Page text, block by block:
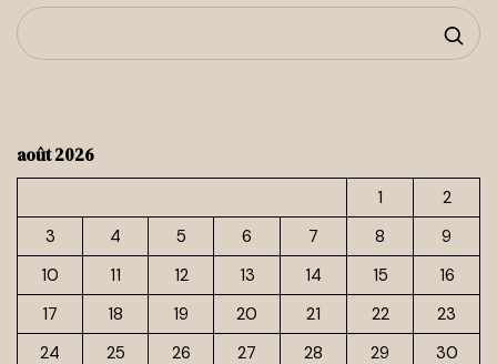
août 2026
1
2
3
4 5 6 7 8
9
10
11 12 13 14 15
16
17
18 19 20 21 22
23
24
25 26 27 28 29 30